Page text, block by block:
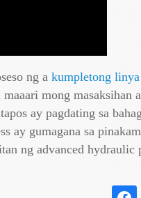
ng a kumpletong linya
mong masaksihan
ay pagdating sa
ay gumagana sa
ng advanced hydraulic